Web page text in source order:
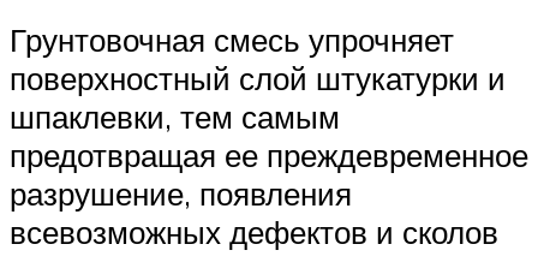
Грунтовочная смесь упрочняет
поверхностный слой штукатурки и
шпаклевки, тем самым
предотвращая ее преждевременное
разрушение, появления
всевозможных дефектов и сколов